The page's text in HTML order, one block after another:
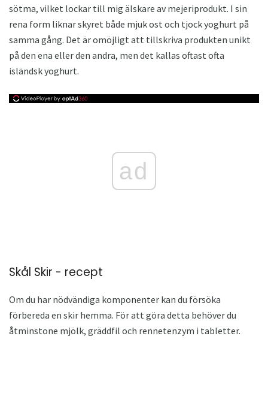
sötma, vilket lockar till mig älskare av mejeriprodukt. I sin
rena form liknar skyret både mjuk ost och tjock yoghurt på
samma gång. Det är omöjligt att tillskriva produkten unikt
på den ena eller den andra, men det kallas oftast ofta
isländsk yoghurt.
ad
Skål Skir - recept
Om du har nödvändiga komponenter kan du försöka
förbereda en skir hemma. För att göra detta behöver du
åtminstone mjölk, gräddfil och rennetenzym i tabletter.